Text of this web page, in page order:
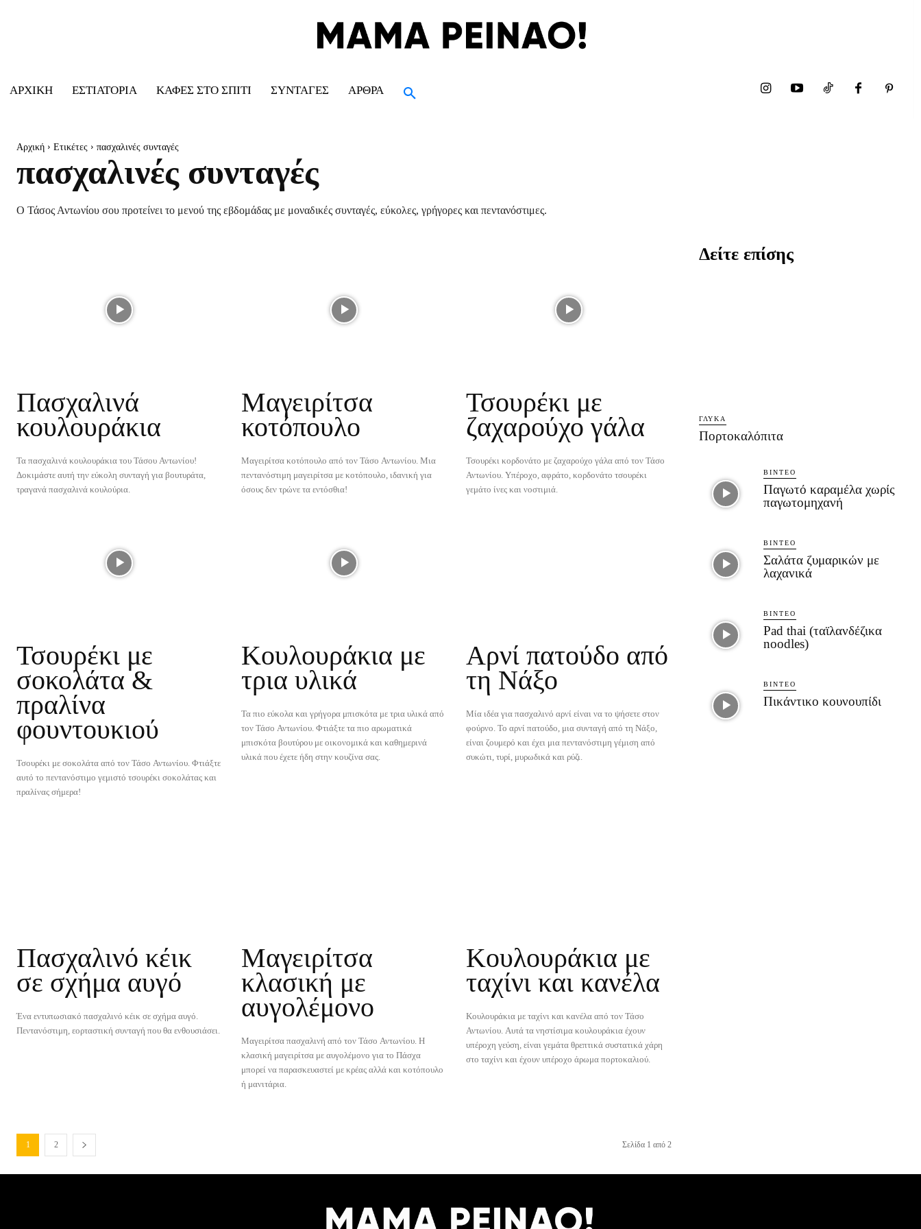
ΑΡΧΙΚΉ ΕΣΤΙΑΤΌΡΙΑ ΚΑΦΈΣ ΣΤΟ ΣΠΊΤΙ ΣΥΝΤΑΓΈΣ ΆΡΘΡΑ
Αρχική Ετικέτες πασχαλινές συνταγές
πασχαλινές συνταγές
Ο Τάσος Αντωνίου σου προτείνει το μενού της εβδομάδας με μοναδικές συνταγές, εύκολες, γρήγορες και πεντανόστιμες.
Πασχαλινά
κουλουράκια
Τα πασχαλινά κουλουράκια του Τάσου Αντωνίου!
Δοκιμάστε αυτή την εύκολη συνταγή για βουτυράτα,
τραγανά πασχαλινά κουλούρια.
Μαγειρίτσα
κοτόπουλο
Μαγειρίτσα κοτόπουλο από τον Τάσο Αντωνίου. Μια
πεντανόστιμη μαγειρίτσα με κοτόπουλο, ιδανική για
όσους δεν τρώνε τα εντόσθια!
Τσουρέκι με
ζαχαρούχο γάλα
Τσουρέκι κορδονάτο με ζαχαρούχο γάλα από τον Τάσο
Αντωνίου. Υπέροχο, αφράτο, κορδονάτο τσουρέκι
γεμάτο ίνες και νοστιμιά.
Τσουρέκι με
σοκολάτα &
πραλίνα
φουντουκιού
Τσουρέκι με σοκολάτα από τον Τάσο Αντωνίου. Φτιάξτε
αυτό το πεντανόστιμο γεμιστό τσουρέκι σοκολάτας και
πραλίνας σήμερα!
Κουλουράκια με
τρια υλικά
Τα πιο εύκολα και γρήγορα μπισκότα με τρια υλικά από
τον Τάσο Αντωνίου. Φτιάξτε τα πιο αρωματικά
μπισκότα βουτύρου με οικονομικά και καθημερινά
υλικά που έχετε ήδη στην κουζίνα σας.
Αρνί πατούδο από
τη Νάξο
Μία ιδέα για πασχαλινό αρνί είναι να το ψήσετε στον
φούρνο. Το αρνί πατούδο, μια συνταγή από τη Νάξο,
είναι ζουμερό και έχει μια πεντανόστιμη γέμιση από
συκώτι, τυρί, μυρωδικά και ρύζι.
Πασχαλινό κέικ
σε σχήμα αυγό
Ένα εντυπωσιακό πασχαλινό κέικ σε σχήμα αυγό.
Πεντανόστιμη, εορταστική συνταγή που θα ενθουσιάσει.
Μαγειρίτσα
κλασική με
αυγολέμονο
Μαγειρίτσα πασχαλινή από τον Τάσο Αντωνίου. Η
κλασική μαγειρίτσα με αυγολέμονο για το Πάσχα
μπορεί να παρασκευαστεί με κρέας αλλά και κοτόπουλο
ή μανιτάρια.
Κουλουράκια με
ταχίνι και κανέλα
Κουλουράκια με ταχίνι και κανέλα από τον Τάσο
Αντωνίου. Αυτά τα νηστίσιμα κουλουράκια έχουν
υπέροχη γεύση, είναι γεμάτα θρεπτικά συστατικά χάρη
στο ταχίνι και έχουν υπέροχο άρωμα πορτοκαλιού.
1 2 Σελίδα 1 από 2
Δείτε επίσης
ΓΛΥΚΆ
Πορτοκαλόπιτα
ΒΊΝΤΕΟ
Παγωτό καραμέλα χωρίς
παγωτομηχανή
ΒΊΝΤΕΟ
Σαλάτα ζυμαρικών με
λαχανικά
ΒΊΝΤΕΟ
Pad thai (ταϊλανδέζικα
noodles)
ΒΊΝΤΕΟ
Πικάντικο κουνουπίδι